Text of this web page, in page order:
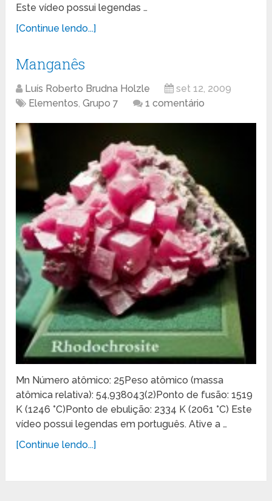
Este vídeo possui legendas …
[Continue lendo...]
Manganês
Luís Roberto Brudna Holzle
set 12, 2009
Elementos,Grupo 7 1 comentário
Mn Número atômico: 25Peso atômico (massa
atômica relativa): 54,938043(2)Ponto de fusão: 1519
K (1246 °C)Ponto de ebulição: 2334 K (2061 °C) Este
vídeo possui legendas em português. Ative a …
[Continue lendo...]